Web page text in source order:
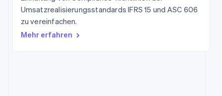
Product roadmap
Unterhaltung
Organisationen
Fachdienstleistungen
Einzelhandel
Ressourcen
App-Integrationen
Entwickler-Blog
Umsatzrealisierungsstandards IFRS 15 und ASC 606
zu vereinfachen.
Mehr erfahren